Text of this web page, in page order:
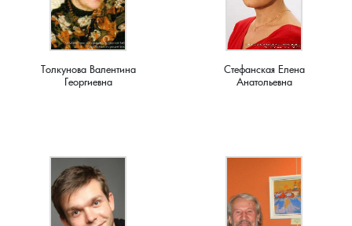
Толкунова Валентина
Георгиевна
Стефанская Елена
Анатольевна
Ручкино, деревня
Рябиновка, деревня
Саулово, деревня
Семенигино, деревня